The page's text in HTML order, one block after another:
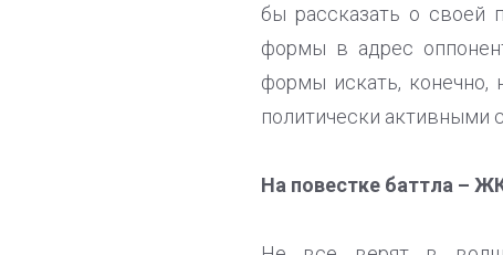
бы рассказать о своей
формы в адрес
формы искать, конечно,
политически активными
На повестке баттла –